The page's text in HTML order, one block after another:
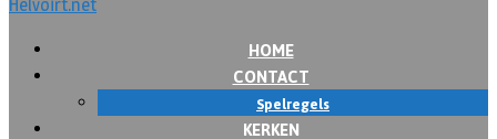
HOME
CONTACT
Spelregels
KERKEN